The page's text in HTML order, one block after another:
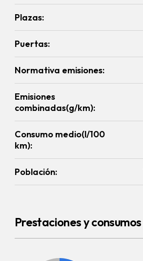
Plazas:
Puertas:
Normativa emisiones:
Emisiones
combinadas(g/km):
Consumo medio(l/100
km):
Población:
Prestaciones y consumos